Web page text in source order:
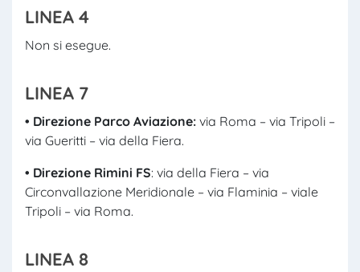
LINEA 4
Non si esegue.
LINEA 7
• Direzione Parco Aviazione: via Roma – via Tripoli –
via Gueritti – via della Fiera.
• Direzione Rimini FS: via della Fiera – via
Circonvallazione Meridionale – via Flaminia – viale
Tripoli – via Roma.
LINEA 8